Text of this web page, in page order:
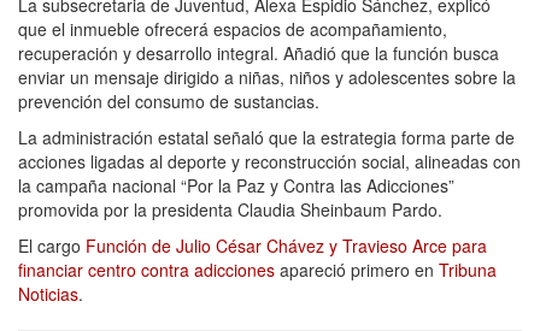
que el inmueble ofrecerá espacios de acompañamiento,
recuperación y desarrollo integral. Añadió que la función busca
enviar un mensaje dirigido a niñas, niños y adolescentes sobre la
prevención del consumo de sustancias.
La administración estatal señaló que la estrategia forma parte de
acciones ligadas al deporte y reconstrucción social, alineadas con
la campaña nacional “Por la Paz y Contra las Adicciones”
promovida por la presidenta Claudia Sheinbaum Pardo.
El cargo Función de Julio César Chávez y Travieso Arce para
financiar centro contra adicciones apareció primero en Tribuna
Noticias.